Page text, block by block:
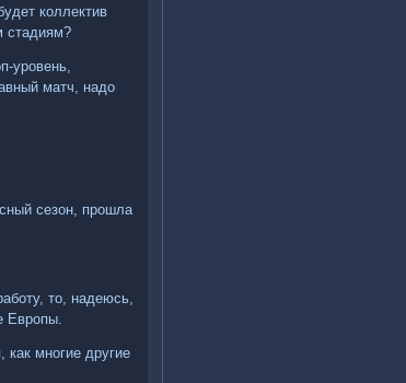
коллектив
стадиям?
уровень,
матч, надо
сезон, прошла
то, надеюсь,
Европы.
как многие другие